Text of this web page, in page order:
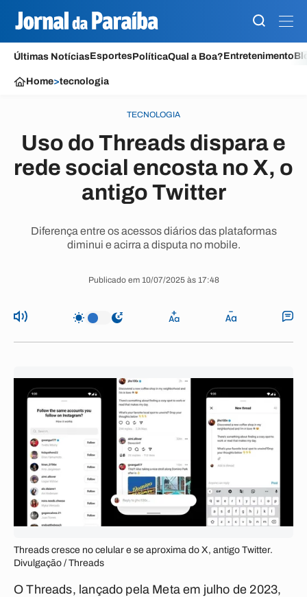
Últimas NotíciasEsportesPolíticaQual a Boa?Entretenimento
Home>tecnologia
TECNOLOGIA
Uso do Threads dispara e
rede social encosta no X, o
antigo Twitter
Diferença entre os acessos diários das plataformas
diminui e acirra a disputa no mobile.
Publicado em 10/07/2025 às 17:48
Threads cresce no celular e se aproxima do X, antigo Twitter.
Divulgação / Threads
O Threads, lançado pela Meta em julho de 2023,